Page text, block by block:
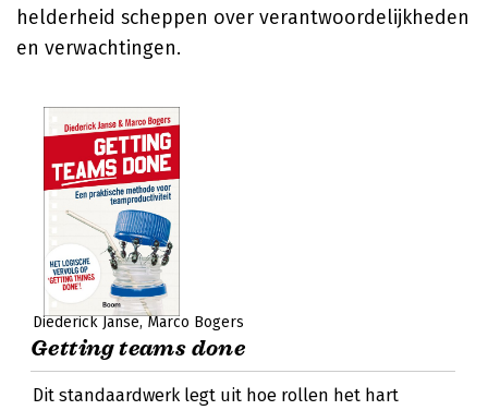
helderheid scheppen over verantwoordelijkheden
en verwachtingen.
Diederick Janse Marco Bogers
Getting teams done
Dit standaardwerk legt uit hoe rollen het hart